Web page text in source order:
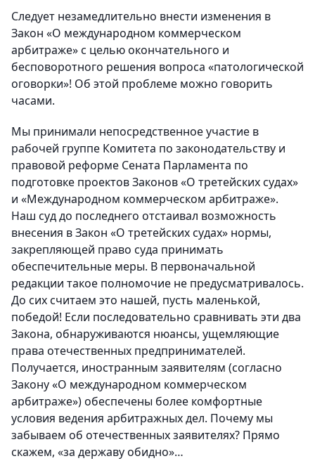
Следует незамедлительно внести изменения в
Закон «О международном коммерческом
арбитраже» с целью окончательного и
бесповоротного решения вопроса «патологической
оговорки»! Об этой проблеме можно говорить
часами.
Мы принимали непосредственное участие в
рабочей группе Комитета по законодательству и
правовой реформе Сената Парламента по
подготовке проектов Законов «О третейских судах»
и «Международном коммерческом арбитраже».
Наш суд до последнего отстаивал возможность
внесения в Закон «О третейских судах» нормы,
закрепляющей право суда принимать
обеспечительные меры. В первоначальной
редакции такое полномочие не предусматривалось.
До сих считаем это нашей, пусть маленькой,
победой! Если последовательно сравнивать эти два
Закона, обнаруживаются нюансы, ущемляющие
права отечественных предпринимателей.
Получается, иностранным заявителям (согласно
Закону «О международном коммерческом
арбитраже») обеспечены более комфортные
условия ведения арбитражных дел. Почему мы
забываем об отечественных заявителях? Прямо
скажем, «за державу обидно»…